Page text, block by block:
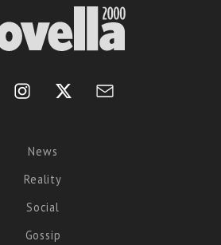
News
Reality
Social
Gossip